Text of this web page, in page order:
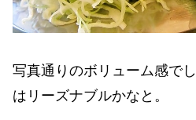
写真通りのボリューム感で
はリーズナブルかなと。